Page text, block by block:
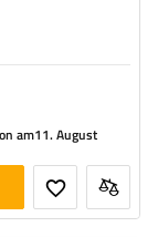
am11. August